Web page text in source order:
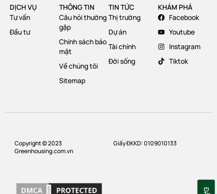
DỊCH VỤ
Tư vấn
Đầu tư
THÔNG TIN
Câu hỏi thường
gặp
Chính sách bảo
mật
Về chúng tôi
Sitemap
TIN TỨC
Thị trường
Dự án
Tài chính
Đời sống
KHÁM PHÁ
Facebook
Youtube
Instagram
Tiktok
Copyright © 2023
Greenhousing.com.vn
Giấy ĐKKD: 0109010133